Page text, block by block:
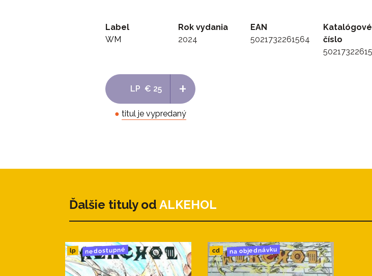
11. Lihumil
12. Další rundu ještě zvládnem
Label
WM
Rok vydania
2024
EAN
5021732261564
Katalógové
číslo
LP € 25 +
● titul je vypredaný
Ďalšie tituly od ALKEHOL
lp nedostupné cd na objednávku